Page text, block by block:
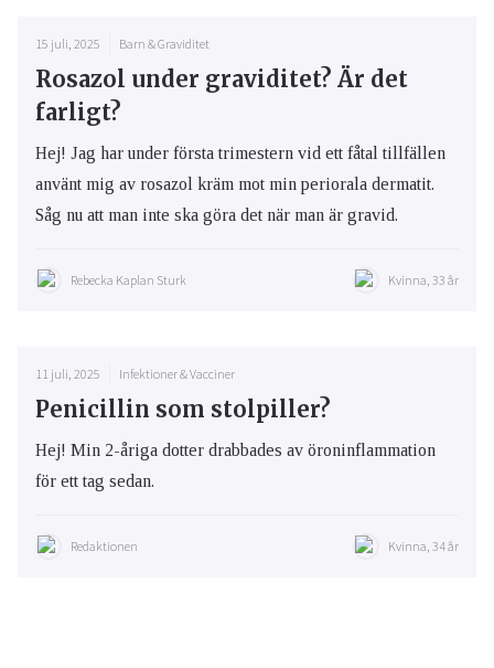
15 juli, 2025 Barn & Graviditet
Rosazol under graviditet? Är det
farligt?
Hej! Jag har under första trimestern vid ett fåtal tillfällen
använt mig av rosazol kräm mot min periorala dermatit.
Såg nu att man inte ska göra det när man är gravid.
Rebecka Kaplan Sturk Kvinna, 33 år
11 juli, 2025 Infektioner & Vacciner
Penicillin som stolpiller?
Hej! Min 2-åriga dotter drabbades av öroninflammation
för ett tag sedan.
Redaktionen Kvinna, 34 år